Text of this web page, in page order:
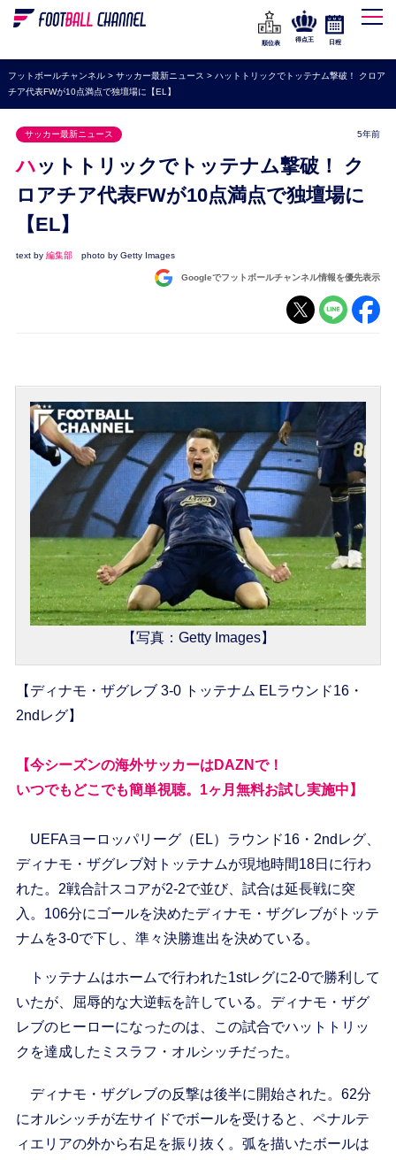
WEリーグ
海外サッカー
プレミアリーグ
ラ・リーガ
セリエA
ブンデスリーガ
ナショナルチーム
順位表
得点王 日程
フットボールチャンネル> サッカー最新ニュース > ハットトリックでトッテナム撃破！ クロア
チア代表FWが10点満点で独壇場に【EL】
サッカー最新ニュース 5年前
ハットトリックでトッテナム撃破！ ク
ロアチア代表FWが10点満点で独壇場に
【EL】
text by 編集部 photo by Getty Images
Googleでフットボールチャンネル情報を優先表示
【写真：Getty Images】
【ディナモ・ザグレブ 3-0 トッテナム ELラウンド16・
2ndレグ】
【今シーズンの海外サッカーはDAZNで！
いつでもどこでも簡単視聴。1ヶ月無料お試し実施中】
UEFAヨーロッパリーグ（EL）ラウンド16・2ndレグ、
ディナモ・ザグレブ対トッテナムが現地時間18日に行わ
れた。2戦合計スコアが2-2で並び、試合は延長戦に突
入。106分にゴールを決めたディナモ・ザグレブがトッテ
ナムを3-0で下し、準々決勝進出を決めている。
トッテナムはホームで行われた1stレグに2-0で勝利して
いたが、屈辱的な大逆転を許している。ディナモ・ザグ
レブのヒーローになったのは、この試合でハットトリッ
クを達成したミスラフ・オルシッチだった。
ディナモ・ザグレブの反撃は後半に開始された。62分
にオルシッチが左サイドでボールを受けると、ペナルテ
ィエリアの外から右足を振り抜く。弧を描いたボールは